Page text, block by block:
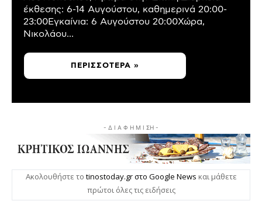
έκθεσης: 6-14 Αυγούστου, καθημερινά 20:00-
23:00Εγκαίνια: 6 Αυγούστου 20:00Χώρα,
Νικολάου...
ΠΕΡΙΣΣΌΤΕΡΑ »
- Δ Ι Α Φ Η Μ Ι ΣΗ -
Ακολουθήστε το tinostoday.gr στο Google News και μάθετε
πρώτοι όλες τις ειδήσεις